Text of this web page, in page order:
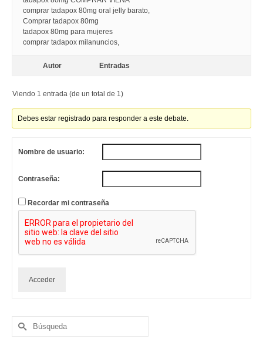
comprar tadapox 80mg oral jelly barato,
Comprar tadapox 80mg
tadapox 80mg para mujeres
comprar tadapox milanuncios,
Autor Entradas
Viendo 1 entrada (de un total de 1)
Debes estar registrado para responder a este debate.
Nombre de usuario:
Contraseña:
Recordar mi contraseña
Acceder
Buscar
por: